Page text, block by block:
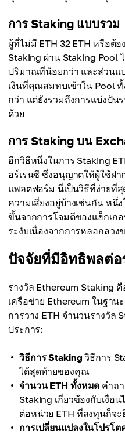
การ Staking แบบรวม
ผู้ที่ไม่มี ETH 32 ETH หรือต้
Staking ผ่าน Staking Pool
ปริมาณที่น้อยกว่า และส่วนแ
เงินที่คุณสมทบเข้าใน Pool
กว่า แต่ยังรวมถึงการแบ่งปั
ด้วย
การ Staking บน
อีกวิธีหนึ่งในการ Staking
อร์เรนซี ซึ่งอนุญาตให้ผู้ใช้ฝา
แพลตฟอร์ม นี่เป็นวิธีที่ง่ายที่
ความเสี่ยงอยู่บ้างเช่นกัน หนึ่
ขึ้นจากการโจมตีของแฮ็กเก
ระงับเนื่องจากการหลอกลวง
ปัจจัยที่มีอิทธิพลต่อ
รางวัล Ethereum Staking
เครือข่าย Ethereum ในฐา
การวาง ETH จำนวนรางวัล
ประการ:
วิธีการ Staking วิธีการ
ได้สุดท้ายของคุณ
จำนวน ETH ทั้งหมด คำถ
Staking เกี่ยวข้องกับเงื่อ
ต่อหน่วย ETH ที่ลงทุนก็จะ
การเปลี่ยนแปลงในโปรโ